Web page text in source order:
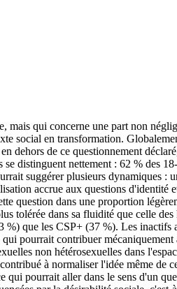
mais qui concerne une part non
social en transformation.
de ce questionnement
distinguent nettement : 62 % des
suggérer plusieurs dynamiques
accrue aux questions
question dans une proportion
tolérée dans sa fluidité que celle
que les CSP+ (37 %). Les
pourrait contribuer
non hétérosexuelles dans
à normaliser l'idée même de
pourrait aller dans le sens d'un